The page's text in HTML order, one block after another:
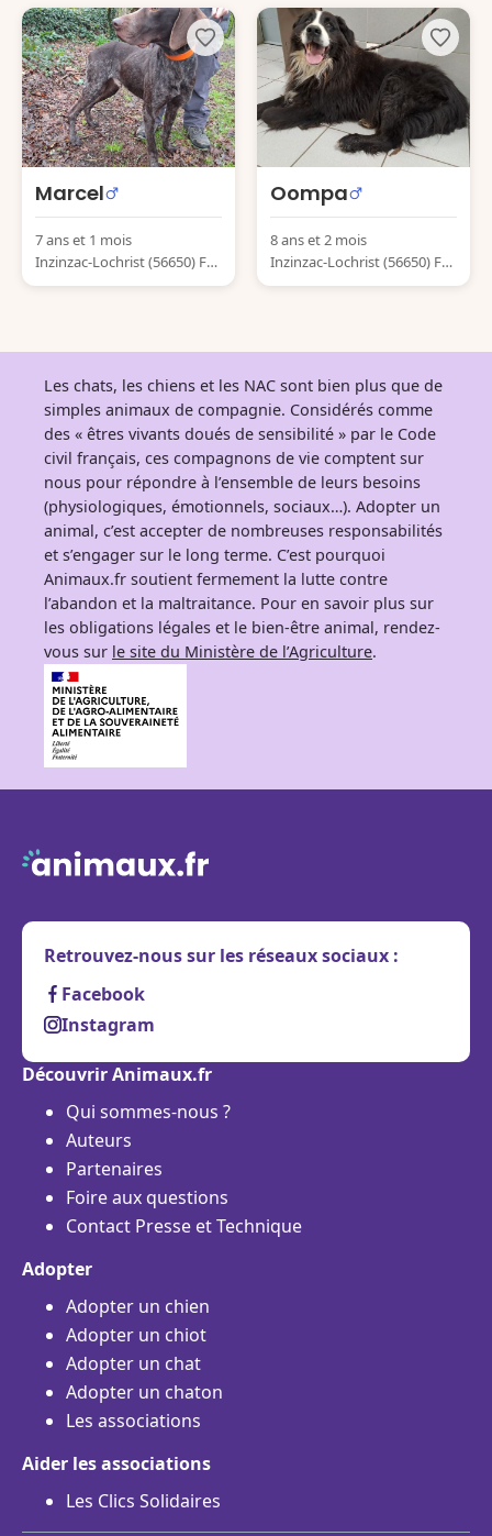
Marcel
7 ans et 1 mois
Inzinzac-Lochrist (56650) Fra
nce
Oompa
8 ans et 2 mois
Inzinzac-Lochrist (56650) Fra
nce
Les chats, les chiens et les NAC sont bien plus que de
simples animaux de compagnie. Considérés comme
des « êtres vivants doués de sensibilité » par le Code
civil français, ces compagnons de vie comptent sur
nous pour répondre à l’ensemble de leurs besoins
(physiologiques, émotionnels, sociaux…). Adopter un
animal, c’est accepter de nombreuses responsabilités
et s’engager sur le long terme. C’est pourquoi
Animaux.fr soutient fermement la lutte contre
l’abandon et la maltraitance. Pour en savoir plus sur
les obligations légales et le bien-être animal, rendez-
vous sur le site du Ministère de l’Agriculture.
Retrouvez-nous sur les réseaux sociaux :
Facebook
Instagram
Découvrir Animaux.fr
Qui sommes-nous ?
Auteurs
Partenaires
Foire aux questions
Contact Presse et Technique
Adopter
Adopter un chien
Adopter un chiot
Adopter un chat
Adopter un chaton
Les associations
Aider les associations
Les Clics Solidaires